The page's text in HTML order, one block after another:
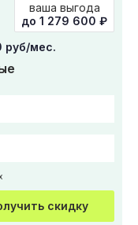
ваша выгода
до 1 279 600 ₽
руб/мес.
скидку